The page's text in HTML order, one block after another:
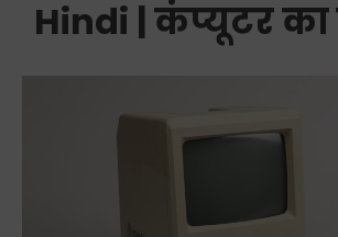
Hindi | कंप्यूटर का